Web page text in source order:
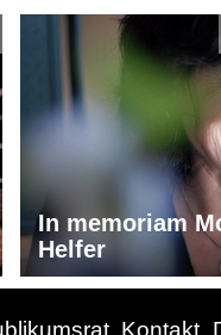
Johannes
Klavier, Violine, Viola
Quartett
Dirk
Erika
Sascha
Konstantin
In memoriam
Helfer
Kontakt